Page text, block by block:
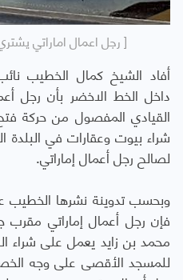
[ رجل اعمال اماراتي
أفاد الشيخ كمال الخطيب
داخل الخط الاخضر بأن رجل
القيادي المفصول من حركة
شراء بيوت وعقارات في البلدة
لصالح رجل أعمال إماراتي.
وبحسب تدوينة نشرها
فإن رجل أعمال إماراتي
محمد بن زايد يعمل على شراء
للمسجد الأقصى على وجه